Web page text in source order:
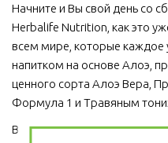
Начните и Вы свой день со
Herbalife Nutrition, как это
всем мире, которые каждое
напитком на основе Алоэ,
ценного сорта Алоэ Вера,
Формула 1 и Травяным
Ведь завтрак является